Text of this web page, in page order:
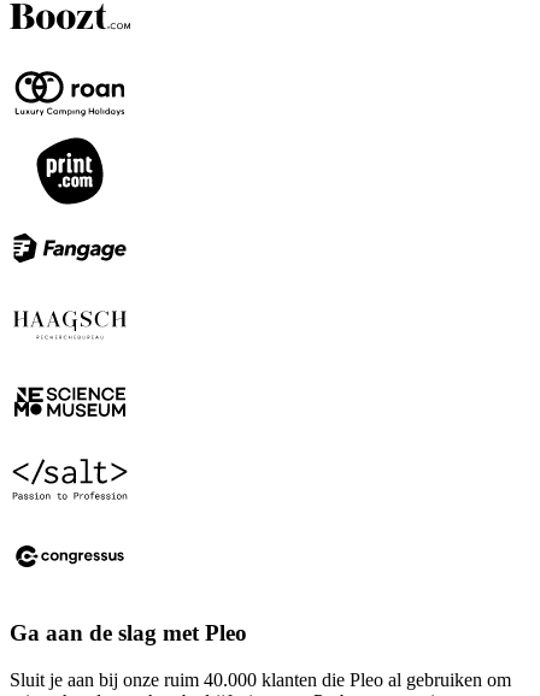
Ga aan de slag met Pleo
Sluit je aan bij onze ruim 40.000 klanten die Pleo al gebruiken om